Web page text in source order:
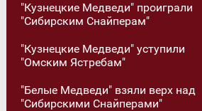
"Кузнецкие Медведи" проиграли
"Сибирским Снайперам"
"Кузнецкие Медведи" уступили
"Омским Ястребам"
"Белые Медведи" взяли верх над
"Сибирскими Снайперами"